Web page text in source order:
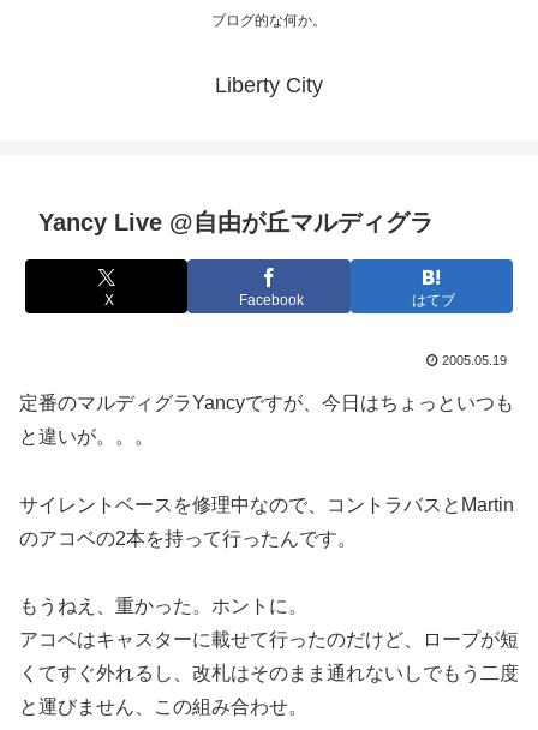
ブログ的な何か。
Liberty City
Yancy Live @自由が丘マルディグラ
X Facebook はてブ
2005.05.19
定番のマルディグラYancyですが、今日はちょっといつも
と違いが。。。
サイレントベースを修理中なので、コントラバスとMartin
のアコベの2本を持って行ったんです。
もうねえ、重かった。ホントに。
アコベはキャスターに載せて行ったのだけど、ロープが短
くてすぐ外れるし、改札はそのまま通れないしでもう二度
と運びません、この組み合わせ。